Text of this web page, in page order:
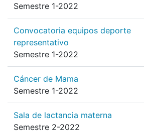
Semestre 1-2022
Convocatoria equipos deporte
representativo
Semestre 1-2022
Cáncer de Mama
Semestre 1-2022
Sala de lactancia materna
Semestre 2-2022